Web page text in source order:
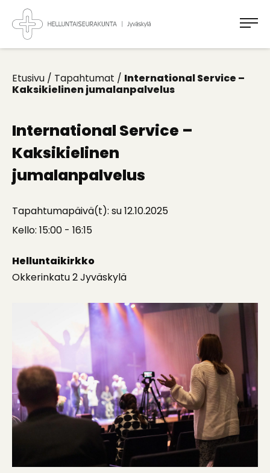
Takaisin
ylös
Jyväskylän
Helluntaiseurakunta
Koti
Etusivu / Tapahtumat / International Service –
Kaksikielinen jumalanpalvelus
International Service –
Kaksikielinen
jumalanpalvelus
Tapahtumapäivä(t): su 12.10.2025
Kello: 15:00 - 16:15
Helluntaikirkko
Okkerinkatu 2 Jyväskylä